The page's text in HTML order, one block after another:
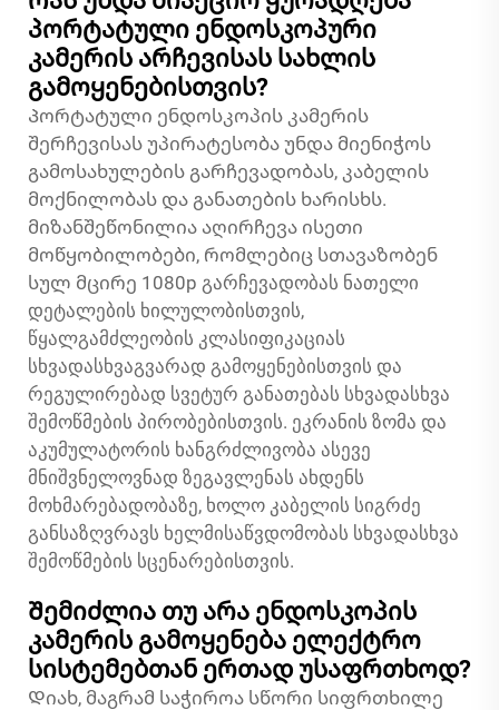
პორტატული ენდოსკოპური
კამერის არჩევისას სახლის
გამოყენებისთვის?
Პორტატული ენდოსკოპის კამერის
შერჩევისას უპირატესობა უნდა მიენიჭოს
გამოსახულების გარჩევადობას, კაბელის
მოქნილობას და განათების ხარისხს.
მიზანშეწონილია აღირჩევა ისეთი
მოწყობილობები, რომლებიც სთავაზობენ
სულ მცირე 1080p გარჩევადობას ნათელი
დეტალების ხილულობისთვის,
წყალგამძლეობის კლასიფიკაციას
სხვადასხვაგვარად გამოყენებისთვის და
რეგულირებად სვეტურ განათებას სხვადასხვა
შემოწმების პირობებისთვის. ეკრანის ზომა და
აკუმულატორის ხანგრძლივობა ასევე
მნიშვნელოვნად ზეგავლენას ახდენს
მოხმარებადობაზე, ხოლო კაბელის სიგრძე
განსაზღვრავს ხელმისაწვდომობას სხვადასხვა
შემოწმების სცენარებისთვის.
Შემიძლია თუ არა ენდოსკოპის
კამერის გამოყენება ელექტრო
სისტემებთან ერთად უსაფრთხოდ?
Დიახ, მაგრამ საჭიროა სწორი სიფრთხილე